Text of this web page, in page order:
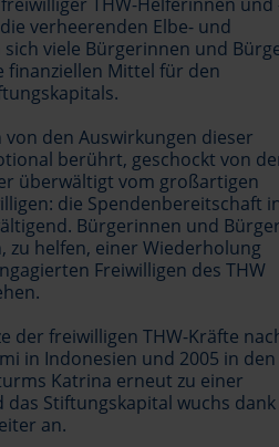
verheerenden Elbe- und
viele Bürgerinnen und
Mittel für den
den Auswirkungen dieser
berührt, geschockt von
überwältigt vom großartigen
die Spendenbereitschaft
Bürgerinnen und Bürger
zu helfen, einer Wiederholung
Freiwilligen des THW
der freiwilligen THW-Kräfte
in Indonesien und 2005 in den
Katrina erneut zu einer
Stiftungskapital wuchs dank
an.